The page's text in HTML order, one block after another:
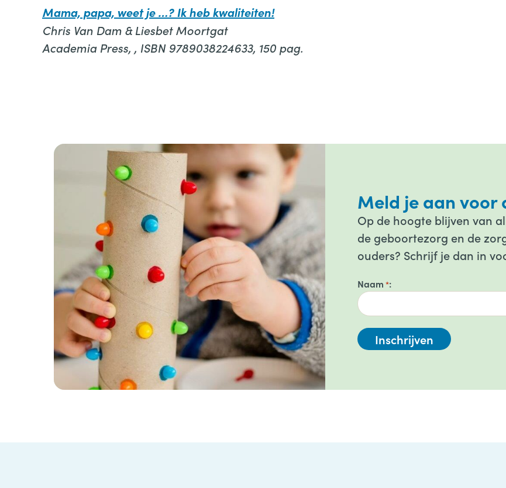
Mama, papa, weet je …? Ik heb kwaliteiten!
Chris Van Dam & Liesbet Moortgat
Academia Press, , ISBN 9789038224633, 150 pag.
Meld je aan voor
Op de hoogte blijven van
de geboortezorg en de
ouders? Schrijf je dan in
Naam *